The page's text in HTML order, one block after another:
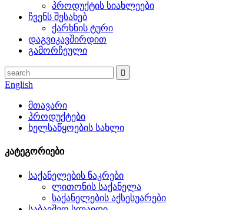
პროდუქტის სიახლეები
ჩვენს შესახებ
ქარხნის ტური
დაგვიკავშირდით
გამორჩეული
English
მთავარი
პროდუქტები
ხელსაწყოების სახლი
კატეგორიები
საქანელების ნაკრები
ლითონის საქანელა
საქანელების აქსესუარები